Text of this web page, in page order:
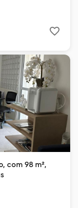
com 98 m²,